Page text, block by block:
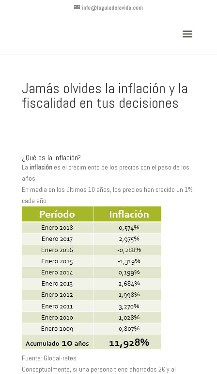
info@laguiadelavida.com
Jamás olvides la inflación y la
fiscalidad en tus decisiones
¿Qué es la inflación?
La inflaciónes el crecimiento de los precios con el paso de los
años.
En media en los últimos 10 años, los precios han crecido un 1%
cada año.
Fuente: Global-rates
Conceptualmente, si una persona tiene ahorrados 2€ y al